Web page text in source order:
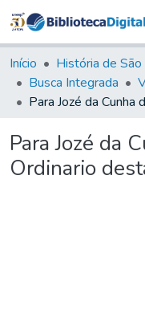
Início História de São
Busca Integrada
Para Jozé da
Ordinario